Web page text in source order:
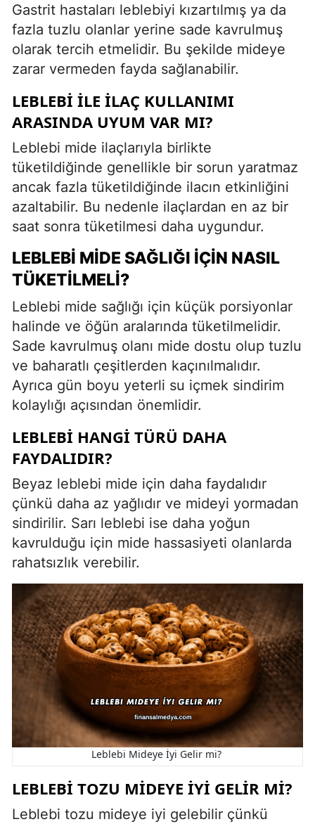
Gastrit hastaları leblebiyi kızartılmış ya da
fazla tuzlu olanlar yerine sade kavrulmuş
olarak tercih etmelidir. Bu şekilde mideye
zarar vermeden fayda sağlanabilir.
LEBLEBI İLE İLAÇ KULLANIMI
ARASINDA UYUM VAR MI?
Leblebi mide ilaçlarıyla birlikte
tüketildiğinde genellikle bir sorun yaratmaz
ancak fazla tüketildiğinde ilacın etkinliğini
azaltabilir. Bu nedenle ilaçlardan en az bir
saat sonra tüketilmesi daha uygundur.
LEBLEBI MIDE SAĞLIĞI İÇIN NASIL
TÜKETILMELI?
Leblebi mide sağlığı için küçük porsiyonlar
halinde ve öğün aralarında tüketilmelidir.
Sade kavrulmuş olanı mide dostu olup tuzlu
ve baharatlı çeşitlerden kaçınılmalıdır.
Ayrıca gün boyu yeterli su içmek sindirim
kolaylığı açısından önemlidir.
LEBLEBI HANGI TÜRÜ DAHA
FAYDALIDIR?
Beyaz leblebi mide için daha faydalıdır
çünkü daha az yağlıdır ve mideyi yormadan
sindirilir. Sarı leblebi ise daha yoğun
kavrulduğu için mide hassasiyeti olanlarda
rahatsızlık verebilir.
Leblebi Mideye İyi Gelir mi?
LEBLEBI TOZU MIDEYE İYI GELIR MI?
Leblebi tozu mideye iyi gelebilir çünkü